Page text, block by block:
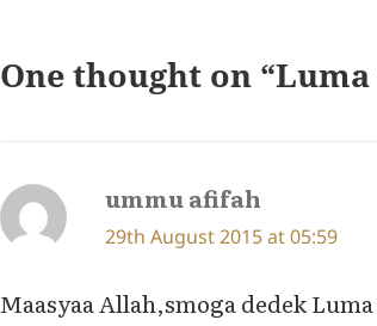
One thought on
ummu afifah
29th August 2015 at 05:59
Maasyaa Allah,smoga dedek